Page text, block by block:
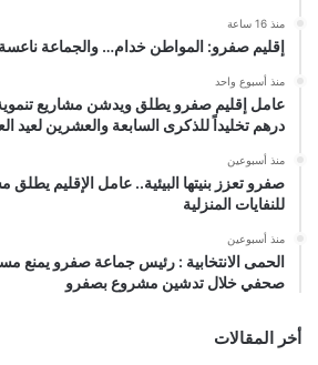
منذ 16 ساعة
إقليم صفرو: المواطن خدام… والجماعة
منذ أسبوع واحد
درهم تخليداً للذكرى السابعة والعشرين لعيد
منذ أسبوعين
صفرو تعزز بنيتها البيئية.. عامل الإقليم
للنفايات المنزلية
منذ أسبوعين
الحمى الانتخابية : رئيس جماعة صفرو يمنع
صحفي خلال تدشين مشروع بصفرو
أخر المقالات